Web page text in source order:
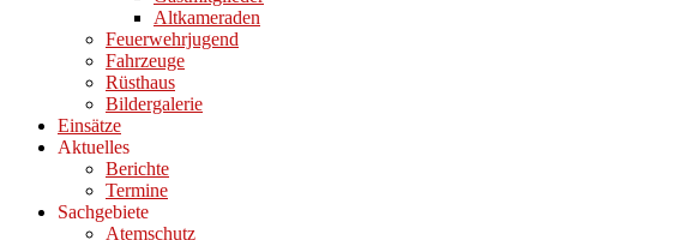
Altkameraden
Feuerwehrjugend
Fahrzeuge
Rüsthaus
Bildergalerie
Einsätze
Aktuelles
Berichte
Termine
Sachgebiete
Atemschutz